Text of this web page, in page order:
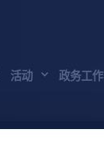
活动 政务工作